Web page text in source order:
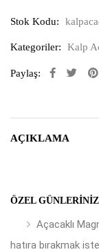
Stok Kodu:
Kategoriler: Kalp
Paylaş:
AÇIKLAMA
ÖZEL
Açacaklı
hatıra bırakmak